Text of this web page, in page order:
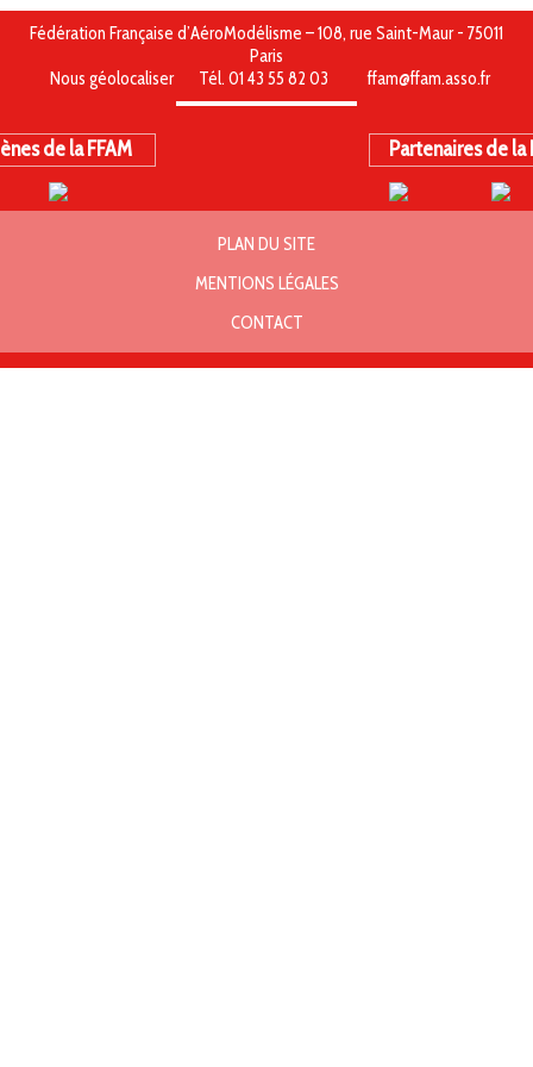
Fédération Française d’AéroModélisme – 108, rue Saint-Maur - 75011
Paris
Nous géolocaliser
Tél. 01 43 55 82 03 ffam@ffam.asso.fr
de la FFAM Partenaires de la
PLAN DU SITE
MENTIONS LÉGALES
CONTACT